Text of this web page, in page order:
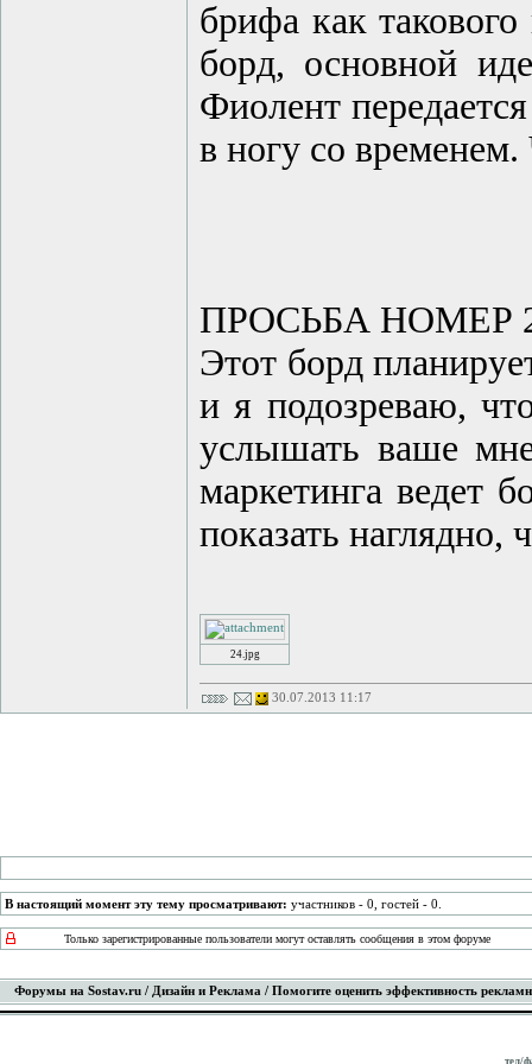
брифа как
борд, основной
Фиолент
в ногу со
ПРОСЬБА НОМЕР
Этот борд
и я подозреваю,
услышать ваше
маркетинга ведет
показать наглядно,
24.jpg
30.07.2013 11:17
В настоящий момент эту тему просматривают: участников - 0, гостей - 0.
Только зарегистрированные пользователи могут оставлять сообщения в этом форуме
Форумы на Sostav.ru / Дизайн и Реклама / Помогите оценить эффективность
тел/